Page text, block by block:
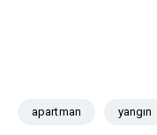
apartman yangın